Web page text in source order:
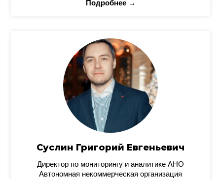
Подробнее →
Суслин Григорий Евгеньевич
Директор по мониторингу и аналитике АНО
Автономная некоммерческая организация